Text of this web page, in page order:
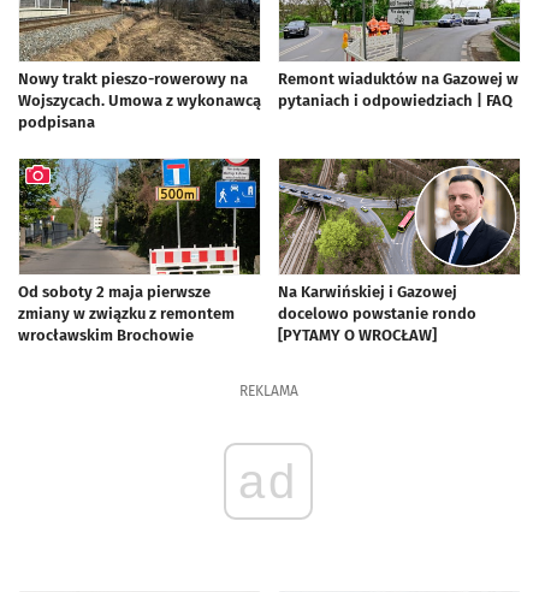
Nowy trakt pieszo-rowerowy na
Wojszycach. Umowa z wykonawcą
podpisana
Remont wiaduktów na Gazowej w
pytaniach i odpowiedziach | FAQ
Od soboty 2 maja pierwsze
zmiany w związku z remontem
wrocławskim Brochowie
Na Karwińskiej i Gazowej
docelowo powstanie rondo
[PYTAMY O WROCŁAW]
REKLAMA
ad